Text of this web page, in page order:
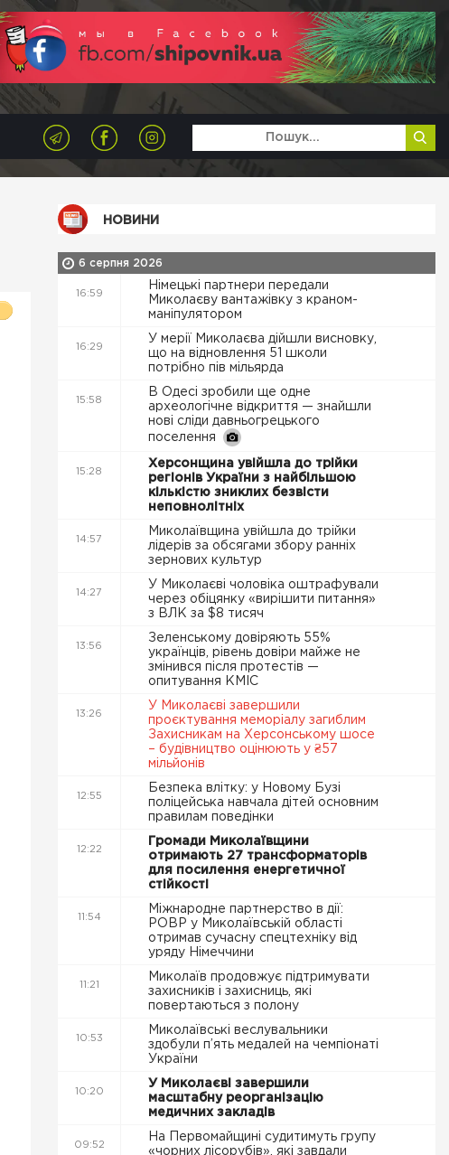
НОВИНИ
6 серпня 2026
16:59
Німецькі партнери передали
Миколаєву вантажівку з краном-
маніпулятором
16:29
У мерії Миколаєва дійшли висновку,
що на відновлення 51 школи
потрібно пів мільярда
15:58
В Одесі зробили ще одне
археологічне відкриття — знайшли
нові сліди давньогрецького
поселення
15:28
Херсонщина увійшла до трійки
регіонів України з найбільшою
кількістю зниклих безвісти
неповнолітніх
14:57
Миколаївщина увійшла до трійки
лідерів за обсягами збору ранніх
зернових культур
14:27
У Миколаєві чоловіка оштрафували
через обіцянку «вирішити питання»
з ВЛК за $8 тисяч
13:56
Зеленському довіряють 55%
українців, рівень довіри майже не
змінився після протестів —
опитування КМІС
13:26
У Миколаєві завершили
проєктування меморіалу загиблим
Захисникам на Херсонському шосе
– будівництво оцінюють у ₴57
мільйонів
12:55
Безпека влітку: у Новому Бузі
поліцейська навчала дітей основним
правилам поведінки
12:22
Громади Миколаївщини
отримають 27 трансформаторів
для посилення енергетичної
стійкості
11:54
Міжнародне партнерство в дії:
РОВР у Миколаївській області
отримав сучасну спецтехніку від
уряду Німеччини
11:21
Миколаїв продовжує підтримувати
захисників і захисниць, які
повертаються з полону
10:53
Миколаївські веслувальники
здобули п’ять медалей на чемпіонаті
України
10:20
У Миколаєві завершили
масштабну реорганізацію
медичних закладів
09:52
На Первомайщині судитимуть групу
«чорних лісорубів», які завдали